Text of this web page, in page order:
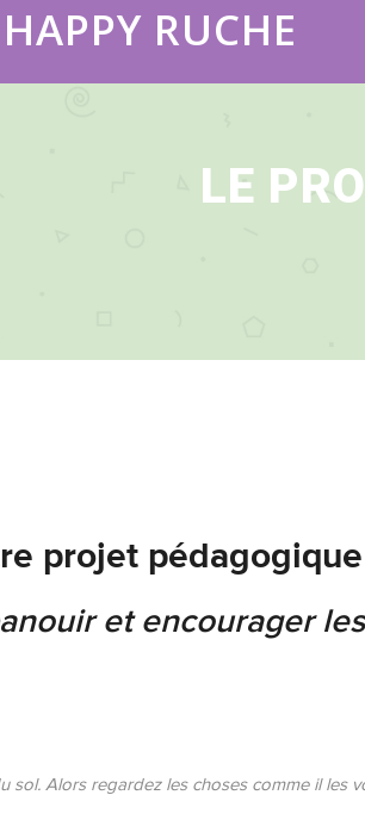
HAPPY RUCHE
LE
projet pédagogique
et encourager
sol. Alors regardez les choses comme il les